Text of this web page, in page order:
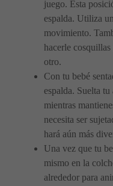
juego. Esta
espalda. Utiliza
movimiento.
hacerle
otro.
Con tu bebé
espalda. Suelta
mientras
necesita ser
hará aún más
Una vez que tu
mismo en la
alrededor para